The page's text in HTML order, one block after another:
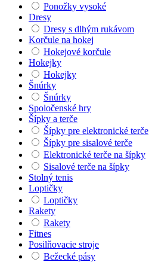
Ponožky vysoké
Dresy
Dresy s dlhým rukávom
Korčule na hokej
Hokejové korčule
Hokejky
Hokejky
Šnúrky
Šnúrky
Spoločenské hry
Šípky a terče
Šípky pre elektronické terče
Šípky pre sisalové terče
Elektronické terče na šípky
Sisalové terče na šípky
Stolný tenis
Loptičky
Loptičky
Rakety
Rakety
Fitnes
Posilňovacie stroje
Bežecké pásy